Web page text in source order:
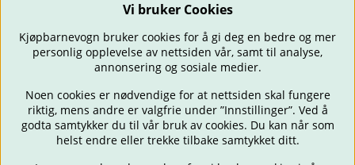
BARNEVOGNER BILSTOLER BABY SPISE & MATE
REISE
FORELDRE
BARNEROMMET LEKER TILBUD
OUTLET
GAVETIPS
Vi bruker Cookies
Kjøpbarnevogn bruker cookies for å gi deg en bedre og mer
personlig opplevelse av nettsiden vår, samt til analyse,
annonsering og sosiale medier.
Noen cookies er nødvendige for at nettsiden skal fungere
riktig, mens andre er valgfrie under ”Innstillinger”. Ved å
godta samtykker du til vår bruk av cookies. Du kan når som
helst endre eller trekke tilbake samtykket ditt.